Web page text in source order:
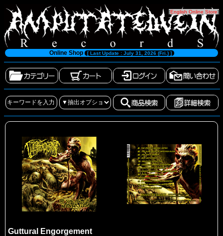
[English Online Store]
Online Shop [ Last Update : July 31, 2026 (Fri.) ]
Guttural Engorgement